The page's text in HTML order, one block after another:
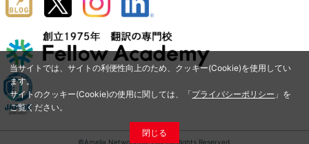
当サイトでは、サイトの利便性向上のため、クッキー(Cookie)を使用してい
ます。
サイトのクッキー(Cookie)の使用に関しては、「プライバシーポリシー 」を
ご覧ください。
閉じる
©Amelia Network Co.,Ltd. All Rights Reserved.